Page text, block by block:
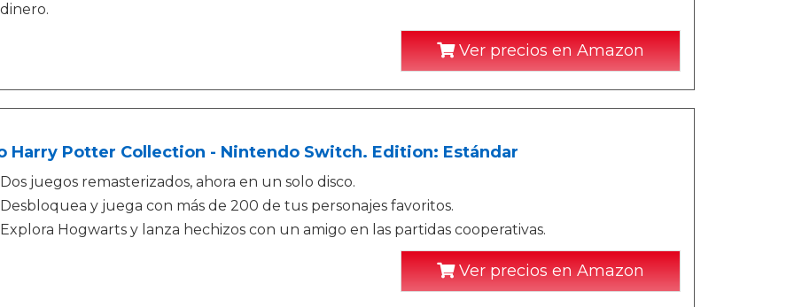
dinero.
Ver precios en Amazon
Harry Potter Collection - Nintendo Switch. Edition: Estándar
Dos juegos remasterizados, ahora en un solo disco.
Desbloquea y juega con más de 200 de tus personajes favoritos.
Explora Hogwarts y lanza hechizos con un amigo en las partidas cooperativas.
Ver precios en Amazon